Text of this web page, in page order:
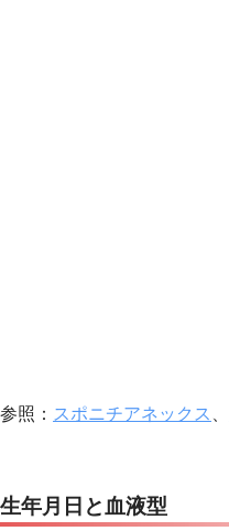
参照： スポニチアネックス
生年月日と血液型